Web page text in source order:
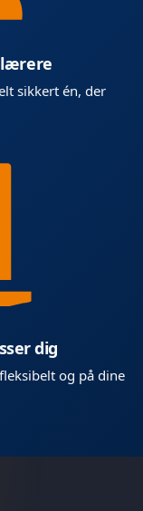
sikkert én, der
dig
og på dine